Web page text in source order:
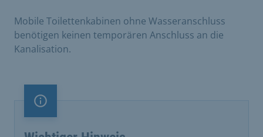
Mobile Toilettenkabinen ohne Wasseranschluss
benötigen keinen temporären Anschluss an die
Kanalisation.
Information